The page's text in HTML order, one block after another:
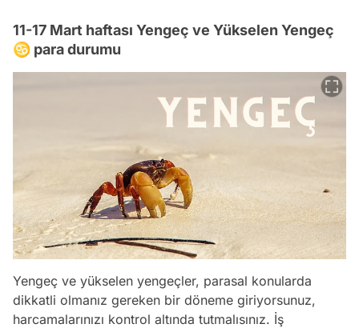
11-17 Mart haftası Yengeç ve Yükselen Yengeç
♋ para durumu
Yengeç ve yükselen yengeçler, parasal konularda
dikkatli olmanız gereken bir döneme giriyorsunuz,
harcamalarınızı kontrol altında tutmalısınız. İş